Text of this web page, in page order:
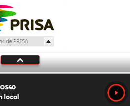
local